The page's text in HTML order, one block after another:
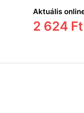
Aktuális
2 624 Ft